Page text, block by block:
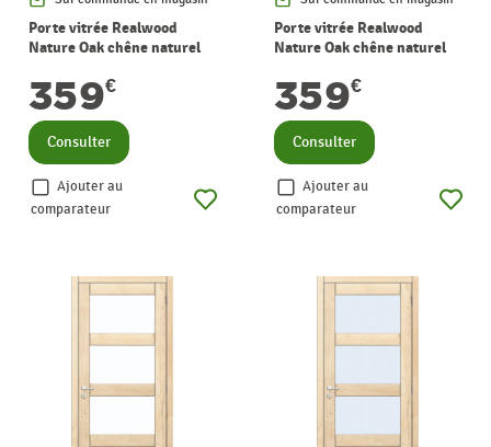
Porte vitrée Realwood
Nature Oak chêne naturel
THYS
359€
Consulter
Ajouter au
comparateur
Porte vitrée Realwood
Nature Oak chêne naturel
THYS
359€
Consulter
Ajouter au
comparateur